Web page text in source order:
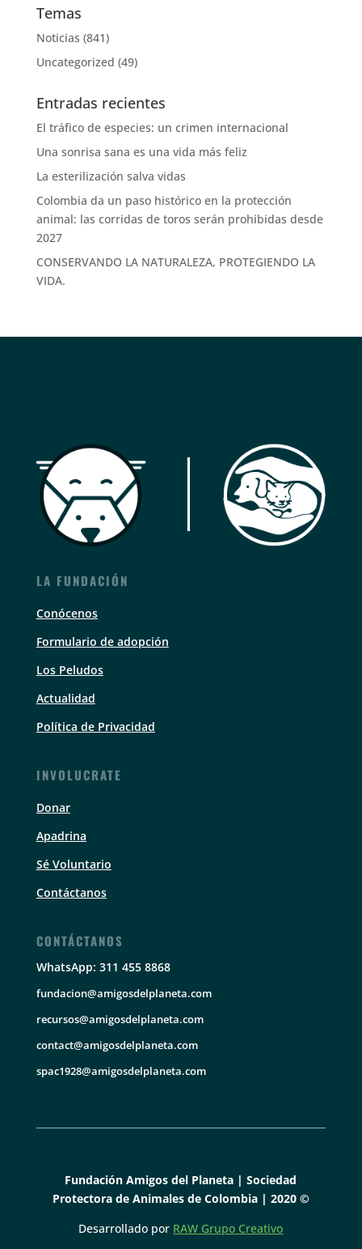
Temas
Noticias (841)
Uncategorized (49)
Entradas recientes
El tráfico de especies: un crimen internacional
Una sonrisa sana es una vida más feliz
La esterilización salva vidas
Colombia da un paso histórico en la protección
animal: las corridas de toros serán prohibidas desde
2027
CONSERVANDO LA NATURALEZA, PROTEGIENDO LA
VIDA.
LA FUNDACIÓN
Conócenos
Formulario de adopción
Los Peludos
Actualidad
Política de Privacidad
INVOLUCRATE
Donar
Apadrina
Sé Voluntario
Contáctanos
CONTÁCTANOS
WhatsApp: 311 455 8868
fundacion@amigosdelplaneta.com
recursos@amigosdelplaneta.com
contact@amigosdelplaneta.com
spac1928@amigosdelplaneta.com
Fundación Amigos del Planeta | Sociedad
Protectora de Animales de Colombia | 2020 ©
Desarrollado por RAW Grupo Creativo